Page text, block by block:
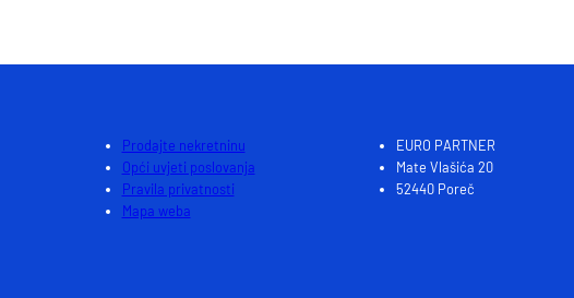
Prodajte nekretninu
Opći uvjeti poslovanja
Pravila privatnosti
Mapa weba
EURO PARTNER
Mate Vlašića 20
52440 Poreč